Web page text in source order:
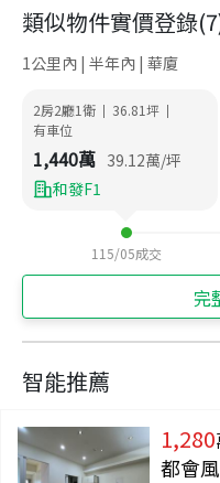
類似物件實價登錄(7
1公里內 | 半年內 | 華廈
2房2廳1衛 | 36.81坪 |
有車位
1,440萬 39.12萬/坪
和發F1
115/05成交
完
智能推薦
1,280
都會